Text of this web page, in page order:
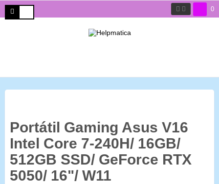
0
Portátil Gaming Asus V16
Intel Core 7-240H/ 16GB/
512GB SSD/ GeForce RTX
5050/ 16"/ W11